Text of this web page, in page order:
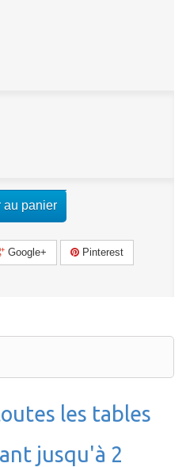
au panier
Google+ Pinterest
les tables
jusqu'à 2